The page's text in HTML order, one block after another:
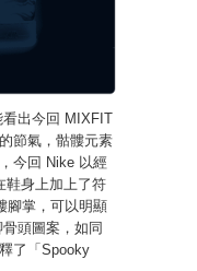
出今回 MIXFIT
節氣，骷髏元素
今回 Nike 以經
鞋身上加上了符
腳掌，可以明顯
頭圖案，如同
了「Spooky